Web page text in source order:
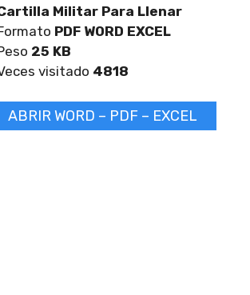
Militar Para Llenar
PDF WORD EXCEL
25 KB
visitado 4818
ABRIR WORD – PDF – EXCEL